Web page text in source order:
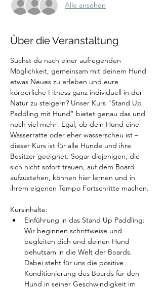
Alle ansehen
Über die Veranstaltung
Suchst du nach einer aufregenden
Möglichkeit, gemeinsam mit deinem Hund
etwas Neues zu erleben und eure
körperliche Fitness ganz individuell in der
Natur zu steigern? Unser Kurs "Stand Up
Paddling mit Hund" bietet genau das und
noch viel mehr! Egal, ob dein Hund eine
Wasserratte oder eher wasserscheu ist –
dieser Kurs ist für alle Hunde und ihre
Besitzer geeignet. Sogar diejenigen, die
sich nicht sofort trauen, auf dem Board
aufzustehen, können hier lernen und in
ihrem eigenen Tempo Fortschritte machen.
Kursinhalte:
Einführung in das Stand Up Paddling:
Wir beginnen schrittweise und
begleiten dich und deinen Hund
behutsam in die Welt der Boards.
Dabei steht für uns die positive
Konditionierung des Boards für den
Hund in seiner Geschwindigkeit im